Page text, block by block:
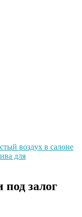
воздух в салоне
для
залог